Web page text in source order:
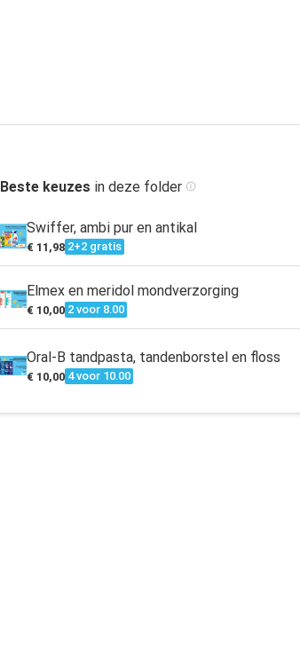
Beste keuzes in deze folder
Swiffer, ambi pur en antikal
€ 11,98 2+2 gratis
Elmex en meridol mondverzorging
€ 10,00 2 voor 8.00
Oral-B tandpasta, tandenborstel en floss
€ 10,00 4 voor 10.00